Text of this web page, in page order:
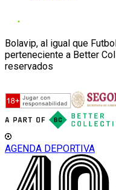
Bolavip, al igual que
perteneciente a Better
reservados
AGENDA DEPORTIVA